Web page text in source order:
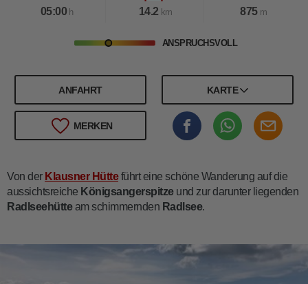
05:00 h 14.2 km 875 m
ANSPRUCHSVOLL
ANFAHRT KARTE
MERKEN
Von der Klausner Hütteführt eine schöne Wanderung auf die
aussichtsreiche Königsangerspitzeund zur darunter liegenden
Radlseehütteam schimmernden Radlsee.